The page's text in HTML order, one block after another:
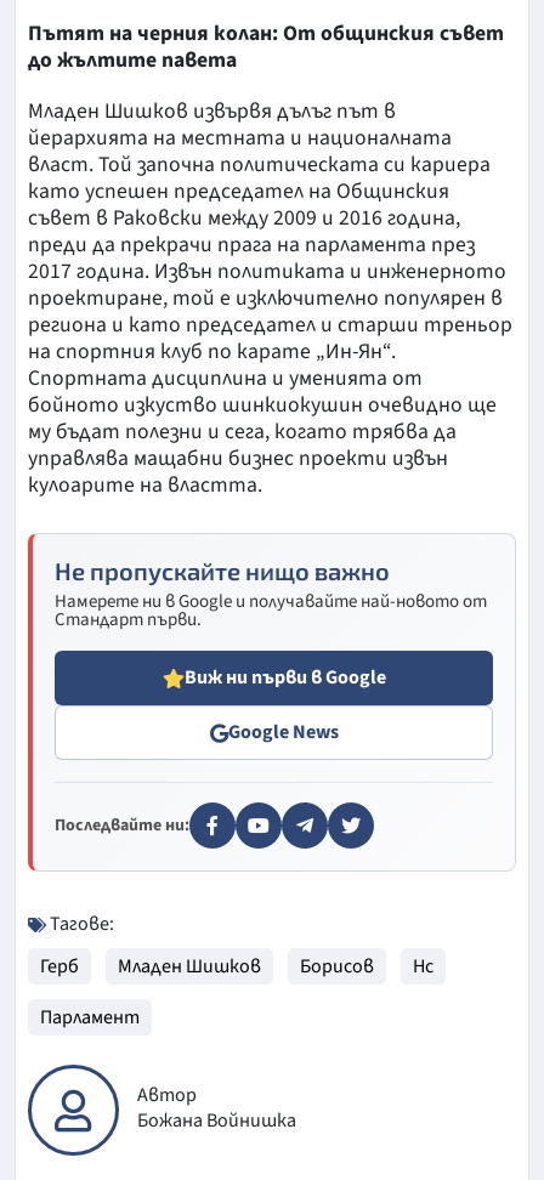
Пътят на черния колан: От общинския съвет
до жълтите павета
Младен Шишков извървя дълъг път в
йерархията на местната и националната
власт. Той започна политическата си кариера
като успешен председател на Общинския
съвет в Раковски между 2009 и 2016 година,
преди да прекрачи прага на парламента през
2017 година. Извън политиката и инженерното
проектиране, той е изключително популярен в
региона и като председател и старши треньор
на спортния клуб по карате „Ин-Ян“.
Спортната дисциплина и уменията от
бойното изкуство шинкиокушин очевидно ще
му бъдат полезни и сега, когато трябва да
управлява мащабни бизнес проекти извън
кулоарите на властта.
Не пропускайте нищо важно
Намерете ни в Google и получавайте най-новото от
Стандарт първи.
Виж ни първи в Google
Google News
Последвайте ни:
Тагове:
Герб
Младен Шишков Борисов
Нс
Парламент
Автор
Божана Войнишка